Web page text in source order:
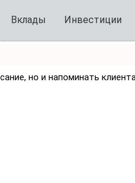
Вклады Инвестиции
но и напоминать